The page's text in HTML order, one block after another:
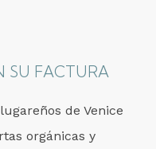
SU FACTURA
de Venice
orgánicas y